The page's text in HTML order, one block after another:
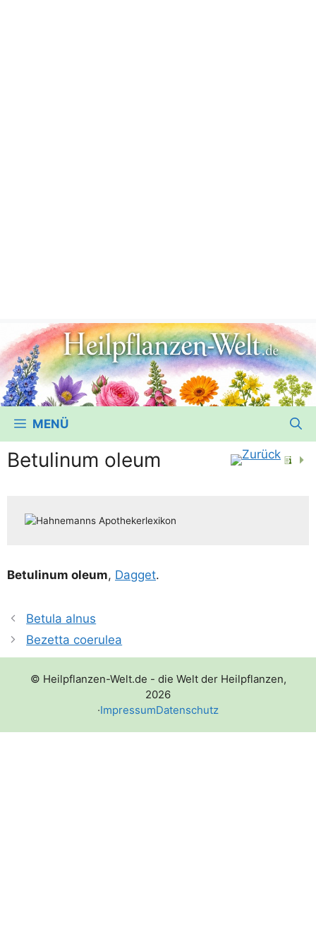
MENÜ
Betulinum oleum
Betu­li­num ole­um, Dag­get.
Betula alnus
Bezetta coerulea
© Heilpflanzen-Welt.de - die Welt der Heilpflanzen,
2026
·ImpressumDatenschutz